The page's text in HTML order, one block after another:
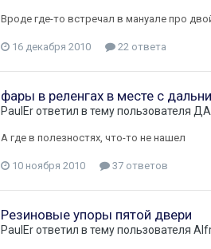
Вроде где-то встречал в мануале про
16 декабря 2010 22 ответа
фары в реленгах в месте с
PaulErответил в тему пользователя
А где в полезностях, что-то не нашел
10 ноября 2010 37 ответов
Резиновые упоры пятой двери
PaulErответил в тему пользователя